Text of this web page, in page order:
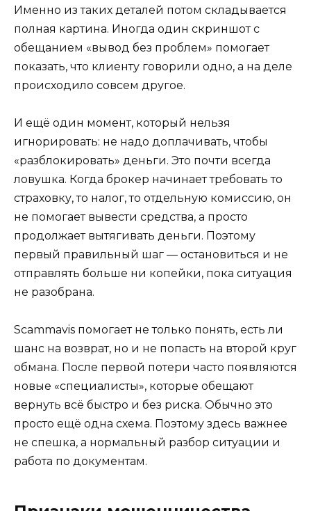
Именно из таких деталей потом складывается
полная картина. Иногда один скриншот с
обещанием «вывод без проблем» помогает
показать, что клиенту говорили одно, а на деле
происходило совсем другое.
И ещё один момент, который нельзя
игнорировать: не надо доплачивать, чтобы
«разблокировать» деньги. Это почти всегда
ловушка. Когда брокер начинает требовать то
страховку, то налог, то отдельную комиссию, он
не помогает вывести средства, а просто
продолжает вытягивать деньги. Поэтому
первый правильный шаг — остановиться и не
отправлять больше ни копейки, пока ситуация
не разобрана.
Scammavis помогает не только понять, есть ли
шанс на возврат, но и не попасть на второй круг
обмана. После первой потери часто появляются
новые «специалисты», которые обещают
вернуть всё быстро и без риска. Обычно это
просто ещё одна схема. Поэтому здесь важнее
не спешка, а нормальный разбор ситуации и
работа по документам.